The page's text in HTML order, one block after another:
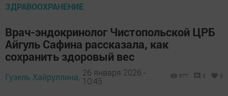
ЗДРАВООХРАНЕНИЕ
Врач-эндокринолог Чистопольской ЦРБ
Айгуль Сафина рассказала, как
сохранить здоровый вес
Гузель Хайруллина, 26 января 2026 -
10:45
577 0 0